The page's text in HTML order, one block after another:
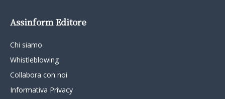
Assinform Editore
Chi siamo
Whistleblowing
Collabora con noi
Informativa Privacy